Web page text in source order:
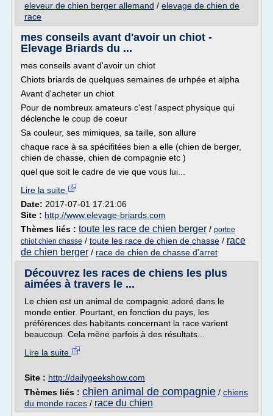
eleveur de chien berger allemand / elevage de chien de
race
mes conseils avant d'avoir un chiot -
Elevage Briards du ...
mes conseils avant d'avoir un chiot
Chiots briards de quelques semaines de urhpée et alpha
Avant d'acheter un chiot
Pour de nombreux amateurs c'est l'aspect physique qui
déclenche le coup de coeur
Sa couleur, ses mimiques, sa taille, son allure
chaque race à sa spécifitées bien a elle (chien de berger,
chien de chasse, chien de compagnie etc )
quel que soit le cadre de vie que vous lui...
Lire la suite
Date: 2017-07-01 17:21:06
Site : http://www.elevage-briards.com
Thèmes liés : toute les race de chien berger / portee
chiot chien chasse / toute les race de chien de chasse / race
de chien berger / race de chien de chasse d'arret
Découvrez les races de chiens les plus
aimées à travers le ...
Le chien est un animal de compagnie adoré dans le
monde entier. Pourtant, en fonction du pays, les
préférences des habitants concernant la race varient
beaucoup. Cela mène parfois à des résultats...
Lire la suite
Site : http://dailygeekshow.com
Thèmes liés : chien animal de compagnie / chiens
du monde races / race du chien